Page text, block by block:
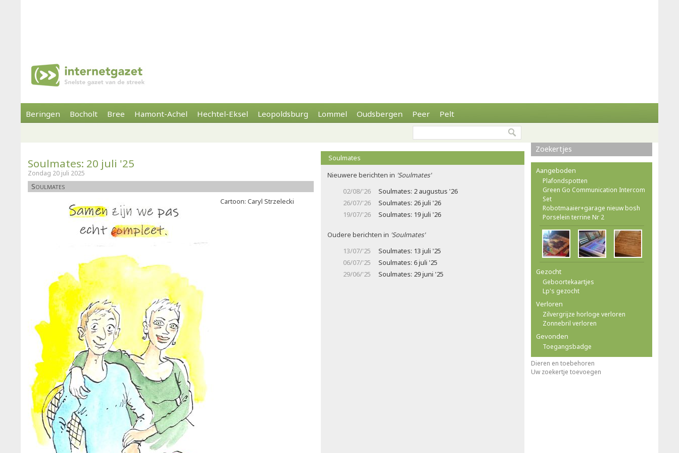
Beringen Bocholt Bree Hamont-Achel Hechtel-Eksel Leopoldsburg Lommel Oudsbergen Peer Pelt
Soulmates: 20 juli '25
Zondag 20 juli 2025
Soulmates
Cartoon: Caryl Strzelecki
Soulmates
Nieuwere berichten in 'Soulmates'
02/08/'26
Soulmates: 2 augustus '26
26/07/'26
Soulmates: 26 juli '26
19/07/'26
Soulmates: 19 juli '26
Oudere berichten in 'Soulmates'
13/07/'25
Soulmates: 13 juli '25
06/07/'25
Soulmates: 6 juli '25
29/06/'25
Soulmates: 29 juni '25
Zoekertjes
Aangeboden
Plafondspotten
Green Go Communication Intercom
Set
Robotmaaier+garage nieuw bosh
Porselein terrine Nr 2
Gezocht
Geboortekaartjes
Lp's gezocht
Verloren
Zilvergrijze horloge verloren
Zonnebril verloren
Gevonden
Toegangsbadge
Dieren en toebehoren
Uw zoekertje toevoegen